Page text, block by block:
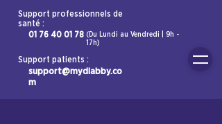
Support professionnels de
santé :
(Du Lundi au Vendredi | 9h -
17h)
01 76 40 01 78
Support patients :
support@mydiabby.co
m